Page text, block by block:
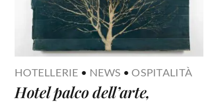
HOTELLERIE • NEWS • OSPITALITÀ
Hotel palco dell’arte,